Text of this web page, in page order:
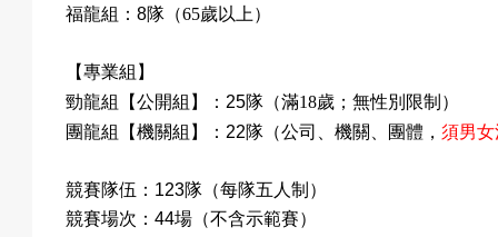
福龍組：8隊（65歲以上）
【專業組】
勁龍組【公開組】：25隊（滿18歲；無性別限制）
團龍組【機關組】：22隊（公司、機關、團體，須男
競賽隊伍：123隊（每隊五人制）
競賽場次：44場（不含示範賽）